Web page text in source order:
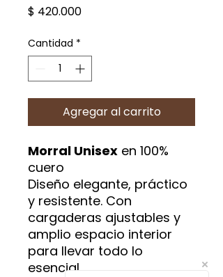
$ 420.000Precio
Cantidad *
Agregar al carrito
Morral Unisex en 100%
cuero
Diseño elegante, práctico
y resistente. Con
cargaderas ajustables y
amplio espacio interior
para llevar todo lo
esencial.